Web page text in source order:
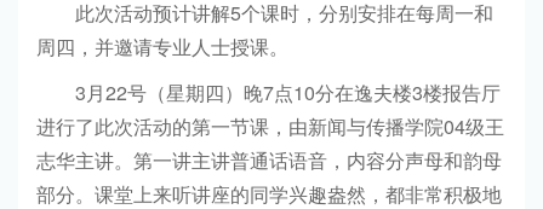
此次活动预计讲解5个课时，分别安排在每周一和
周四，并邀请专业人士授课。
3月22号（星期四）晚7点10分在逸夫楼3楼报告厅
进行了此次活动的第一节课，由新闻与传播学院04级王
志华主讲。第一讲主讲普通话语音，内容分声母和韵母
部分。课堂上来听讲座的同学兴趣盎然，都非常积极地